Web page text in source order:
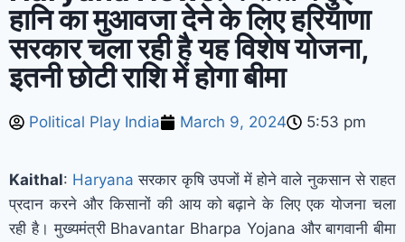
हानि का मुआवजा देने के लिए हरियाणा
सरकार चला रही है यह विशेष योजना,
इतनी छोटी राशि में होगा बीमा
Political Play India March 9, 2024 5:53 pm
Kaithal: Haryana सरकार कृषि उपजों में होने वाले नुकसान से राहत
प्रदान करने और किसानों की आय को बढ़ाने के लिए एक योजना चला
रही है। मुख्यमंत्री Bhavantar Bharpa Yojana और बागवानी बीमा